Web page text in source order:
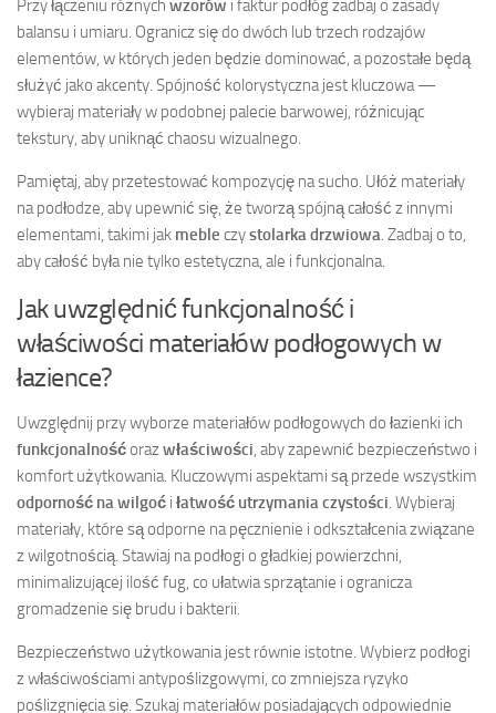
Przy łączeniu różnych wzorów i faktur podłóg zadbaj o zasady
balansu i umiaru. Ogranicz się do dwóch lub trzech rodzajów
elementów, w których jeden będzie dominować, a pozostałe będą
służyć jako akcenty. Spójność kolorystyczna jest kluczowa —
wybieraj materiały w podobnej palecie barwowej, różnicując
tekstury, aby uniknąć chaosu wizualnego.
Pamiętaj, aby przetestować kompozycję na sucho. Ułóż materiały
na podłodze, aby upewnić się, że tworzą spójną całość z innymi
elementami, takimi jak meble czystolarka drzwiowa . Zadbaj o to,
aby całość była nie tylko estetyczna, ale i funkcjonalna.
Jak uwzględnić funkcjonalność i
właściwości materiałów podłogowych w
łazience?
Uwzględnij przy wyborze materiałów podłogowych do łazienki ich
funkcjonalnośćorazwłaściwości , aby zapewnić bezpieczeństwo i
komfort użytkowania. Kluczowymi aspektami są przede wszystkim
odporność na wilgoć i łatwość utrzymania czystości . Wybieraj
materiały, które są odporne na pęcznienie i odkształcenia związane
z wilgotnością. Stawiaj na podłogi o gładkiej powierzchni,
minimalizującej ilość fug, co ułatwia sprzątanie i ogranicza
gromadzenie się brudu i bakterii.
Bezpieczeństwo użytkowania jest równie istotne. Wybierz podłogi
z właściwościami antypoślizgowymi, co zmniejsza ryzyko
poślizgnięcia się. Szukaj materiałów posiadających odpowiednie